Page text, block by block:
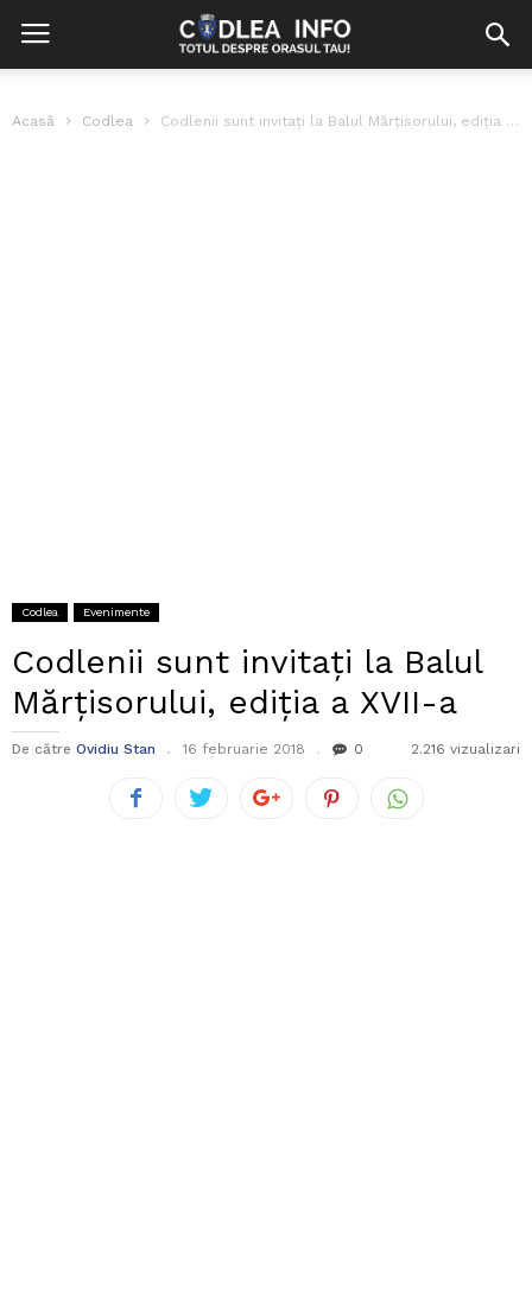
Acasă Codlea Codlenii sunt invitați la Balul Mărțisorului, ediția a XVII-a
Codlea Evenimente
Codlenii sunt invitați la Balul
Mărțisorului, ediția a XVII-a
De către Ovidiu Stan 16 februarie 2018 0 2.216 vizualizari